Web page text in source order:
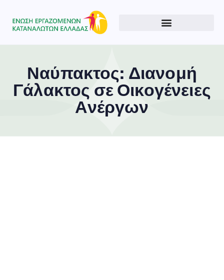
Ναύπακτος: Διανομή
Γάλακτος σε Οικογένειες
Ανέργων